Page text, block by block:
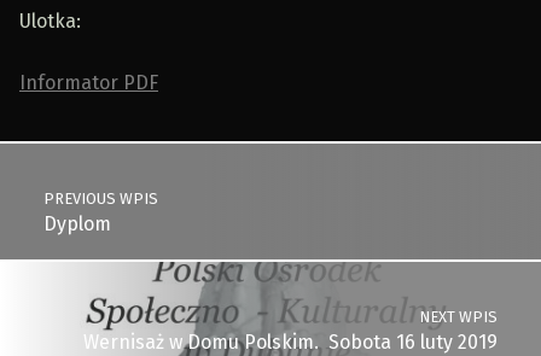
Ulotka:
Informator PDF
Post navigation
PREVIOUS WPIS
Dyplom
NEXT WPIS
Wernisaż w Domu Polskim. Sobota 16 luty 2019